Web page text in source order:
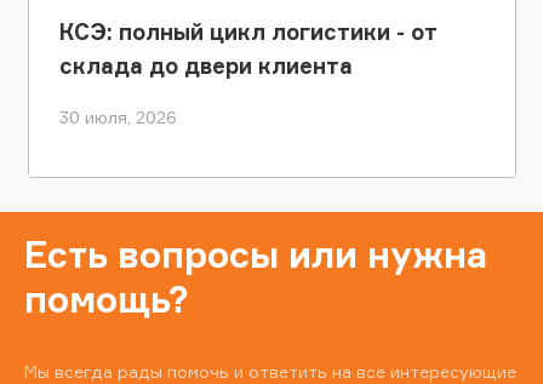
КСЭ: полный цикл логистики - от
склада до двери клиента
30 июля, 2026
Есть вопросы или нужна
помощь?
Мы всегда рады помочь и ответить на все интересующие